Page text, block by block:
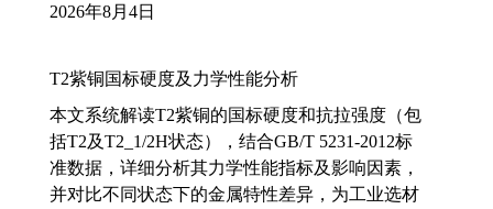
2026年8月4日
T2紫铜国标硬度及力学性能分析
本文系统解读T2紫铜的国标硬度和抗拉强度（包
括T2及T2_1/2H状态），结合GB/T 5231-2012标
准数据，详细分析其力学性能指标及影响因素，
并对比不同状态下的金属特性差异，为工业选材